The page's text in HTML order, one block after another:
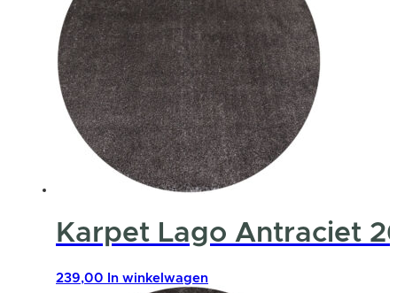
Karpet Lago Antraciet
239,00 In winkelwagen